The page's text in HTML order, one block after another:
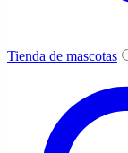
Tienda de mascotas